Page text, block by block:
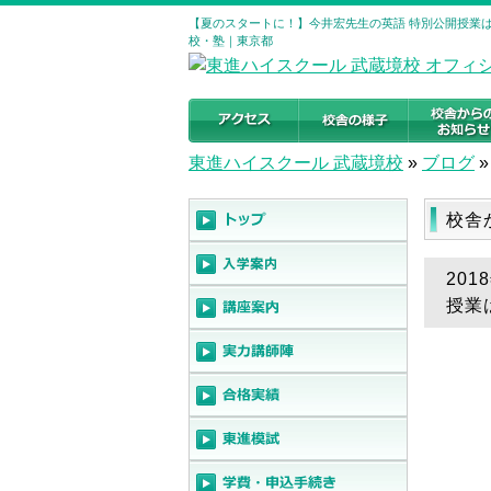
【夏のスタートに！】今井宏先生の英語 特別公開授
校・塾｜東京都
東進ハイスクール 武蔵境校 » ブログ »
校舎
授業